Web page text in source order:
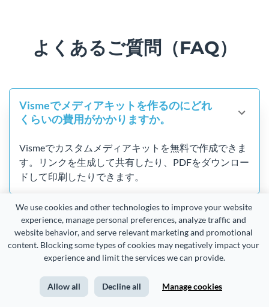
We use cookies and other technologies to improve your website
experience, manage personal preferences, analyze traffic and
website behavior, and serve relevant marketing and promotional
content. Blocking some types of cookies may negatively impact your
experience and limit the services we can provide.
Allow all Decline all Manage cookies
よくあるご質問（FAQ）
Vismeでメディアキットを作るのにどれ
くらいの費用がかかりますか。
Vismeでカスタムメディアキットを無料で作成できま
す。リンクを生成して共有したり、PDFをダウンロー
ドして印刷したりできます。
メディアキットテンプレートのすべての
要素をカスタマイズできますか。
Vismeで任意のタイプのメディアキット
を作成できますか。